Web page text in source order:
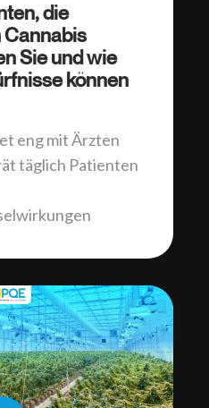
die
Sie und wie
können
eng mit Ärzten
täglich Patienten